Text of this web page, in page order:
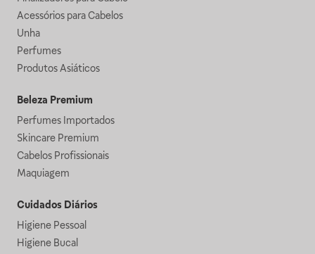
Acessórios para Cabelos
Unha
Perfumes
Produtos Asiáticos
Beleza Premium
Perfumes Importados
Skincare Premium
Cabelos Profissionais
Maquiagem
Cuidados Diários
Higiene Pessoal
Higiene Bucal